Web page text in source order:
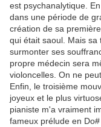
est psychanalytique.
dans une période de
création de sa
qui était saoul. Mais sa
surmonter ses
propre médecin sera
violoncelles. On ne
Enfin, le troisième
joyeux et le plus
pianiste m'a vraiment
fameux prélude en